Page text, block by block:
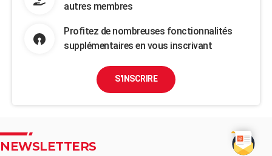
autres membres
Profitez de nombreuses fonctionnalités
supplémentaires en vous inscrivant
S'INSCRIRE
NEWSLETTERS